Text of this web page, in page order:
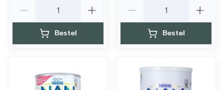
Bestel Bestel